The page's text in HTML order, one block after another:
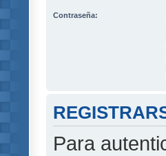
Contraseña:
Para